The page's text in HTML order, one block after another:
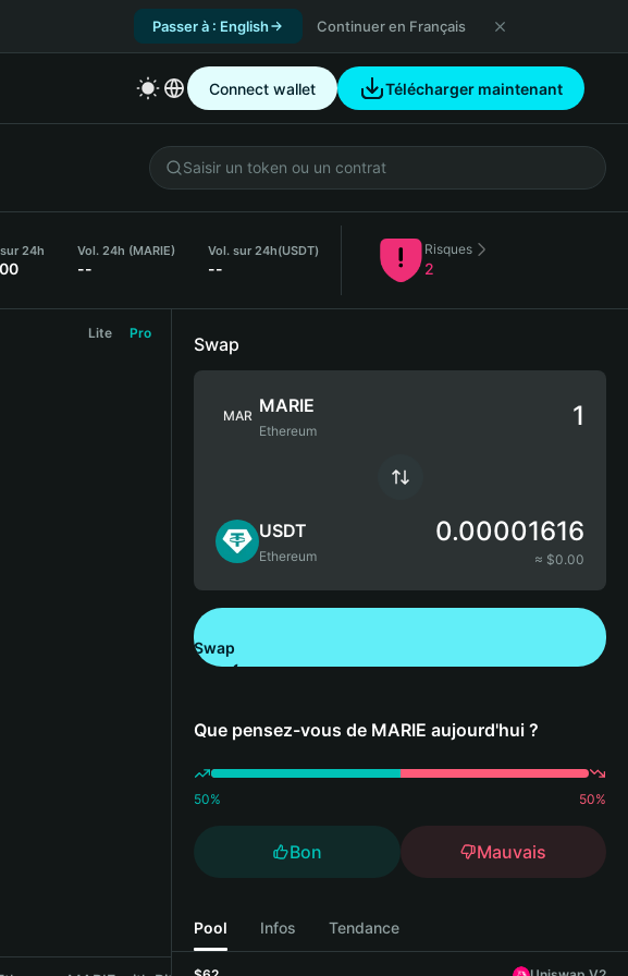
Passer à : English Continuer en Français
Connect wallet Télécharger maintenant
24h Vol. 24h (MARIE)
--
Vol. sur 24h(USDT)
--
Risques
2
Lite Pro
Swap
MAR MARIE
Ethereum
USDT
Ethereum
0.00001616
≈ $0.00
Swap
Que pensez-vous de MARIE aujourd'hui ?
50% 50%
Bon Mauvais
Pool Infos Tendance